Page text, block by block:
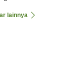
lainnya